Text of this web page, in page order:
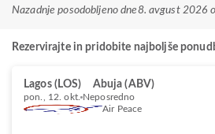
Nazadnje posodobljeno dne8. avgust 2026
Rezervirajte in pridobite najboljše
Lagos (LOS) Abuja (ABV)
pon., 12. okt. Neposredno
Air Peace